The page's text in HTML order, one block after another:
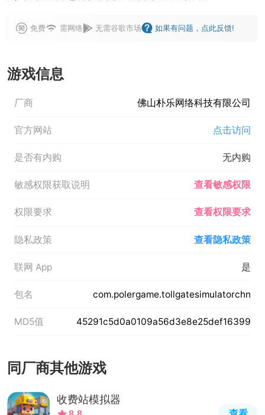
免费 需网络 无需谷歌市场 如果有问题，点此反馈!
游戏信息
厂商 佛山朴乐网络科技有限公司
官方网站 点击访问
是否有内购 无内购
敏感权限获取说明 查看敏感权限
权限要求 查看权限要求
隐私政策 查看隐私政策
联网 App 是
包名 com.polergame.tollgatesimulatorchn
MD5值 45291c5d0a0109a56d3e8e25def16399
同厂商其他游戏
收费站模拟器